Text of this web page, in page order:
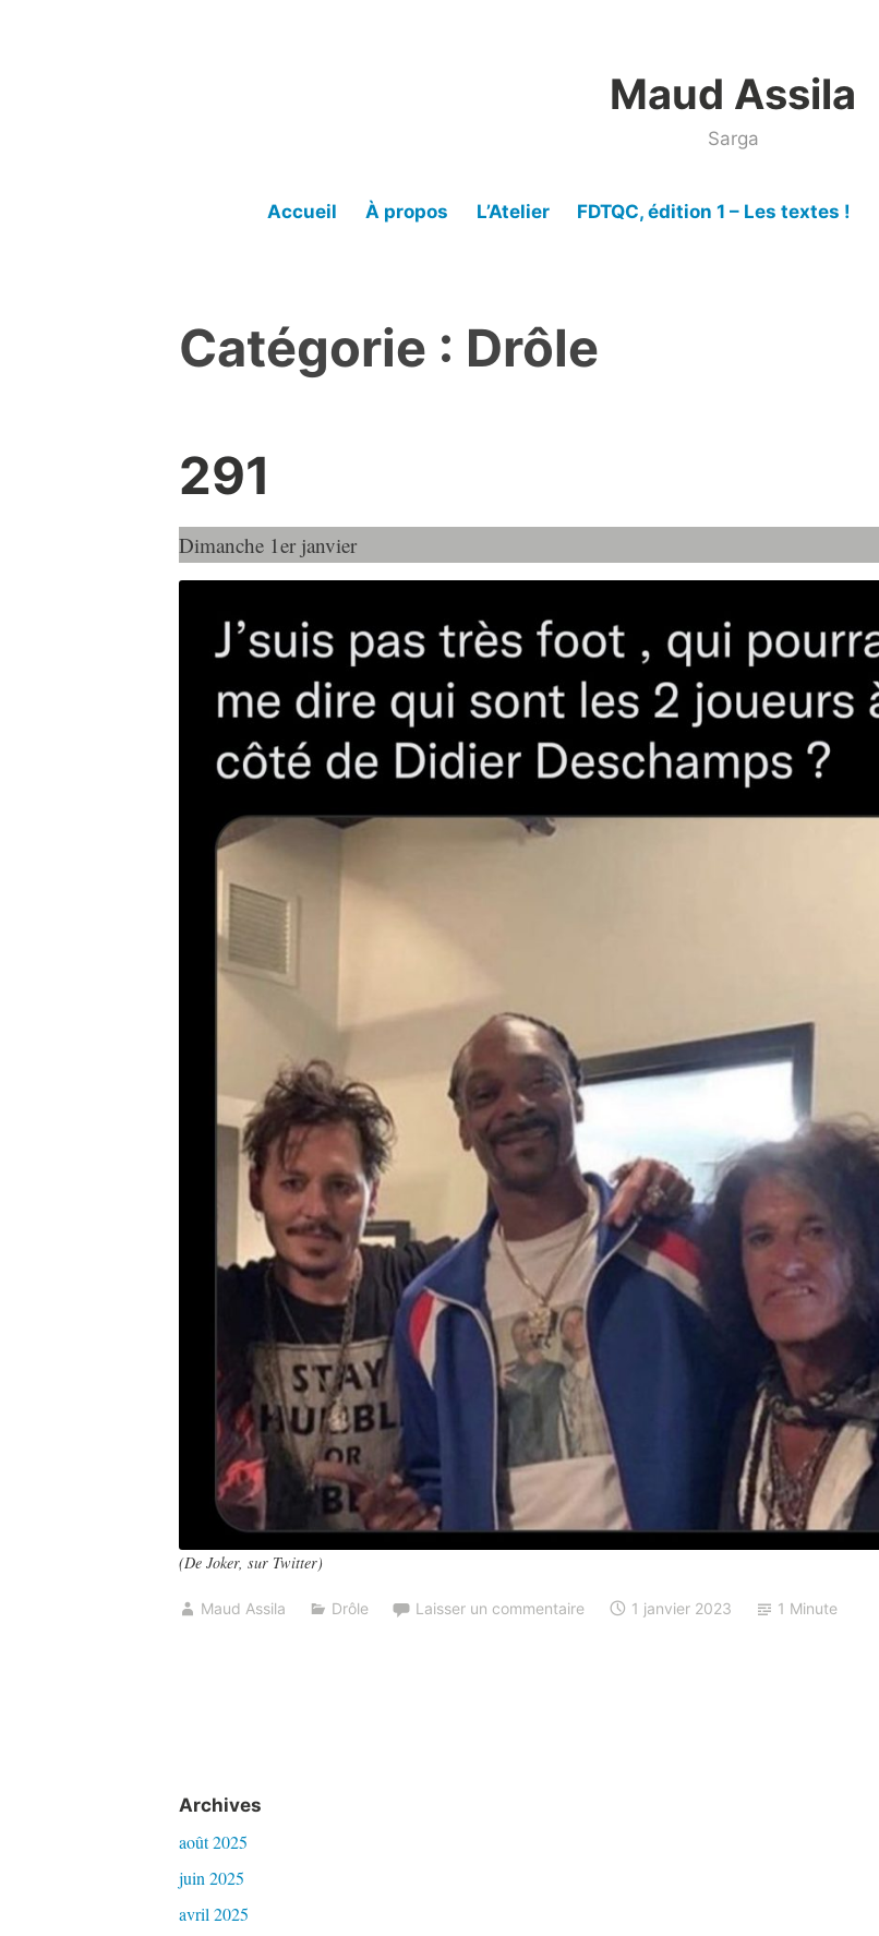
Maud Assila
Sarga
Accueil À propos L’Atelier FDTQC, édition 1 – Les textes !
Catégorie : Drôle
291
Dimanche 1er janvier
(De Joker, sur Twitter)
Maud Assila Drôle Laisser un commentaire 1 janvier 2023 1 Minute
Archives
août 2025
juin 2025
avril 2025